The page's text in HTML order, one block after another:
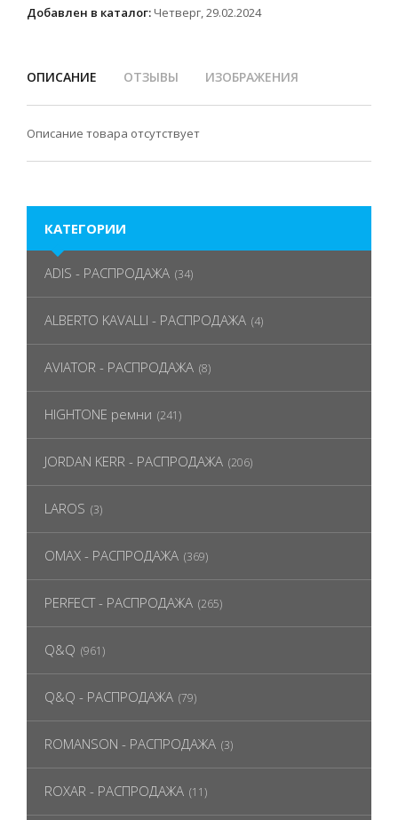
Добавлен в каталог: Четверг, 29.02.2024
ОПИСАНИЕ ОТЗЫВЫ ИЗОБРАЖЕНИЯ
Описание товара отсутствует
КАТЕГОРИИ
ADIS - РАСПРОДАЖА (34)
ALBERTO KAVALLI - РАСПРОДАЖА (4)
AVIATOR - РАСПРОДАЖА (8)
HIGHTONE ремни (241)
JORDAN KERR - РАСПРОДАЖА (206)
LAROS (3)
OMAX - РАСПРОДАЖА (369)
PERFECT - РАСПРОДАЖА (265)
Q&Q (961)
Q&Q - РАСПРОДАЖА (79)
ROMANSON - РАСПРОДАЖА (3)
ROXAR - РАСПРОДАЖА (11)